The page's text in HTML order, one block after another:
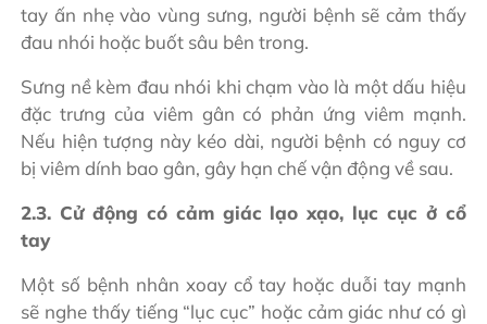
tay ấn nhẹ vào vùng sưng, người bệnh sẽ cảm thấy
đau nhói hoặc buốt sâu bên trong.
Sưng nề kèm đau nhói khi chạm vào là một dấu hiệu
đặc trưng của viêm gân có phản ứng viêm mạnh.
Nếu hiện tượng này kéo dài, người bệnh có nguy cơ
bị viêm dính bao gân, gây hạn chế vận động về sau.
2.3. Cử động có cảm giác lạo xạo, lục cục ở cổ
tay
Một số bệnh nhân xoay cổ tay hoặc duỗi tay mạnh
sẽ nghe thấy tiếng “lục cục” hoặc cảm giác như có gì